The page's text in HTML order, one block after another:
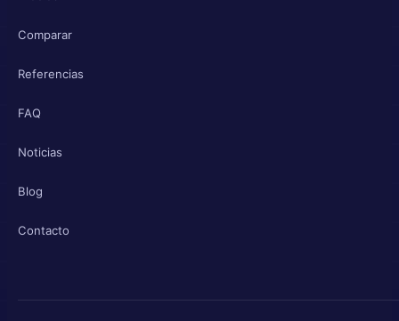
Comparar
Referencias
FAQ
Noticias
Blog
Contacto